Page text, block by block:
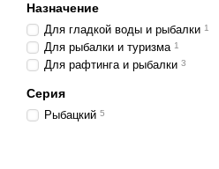
Назначение
Для гладкой воды и рыбалки 1
Для рыбалки и туризма 1
Для рафтинга и рыбалки 3
Серия
Рыбацкий 5